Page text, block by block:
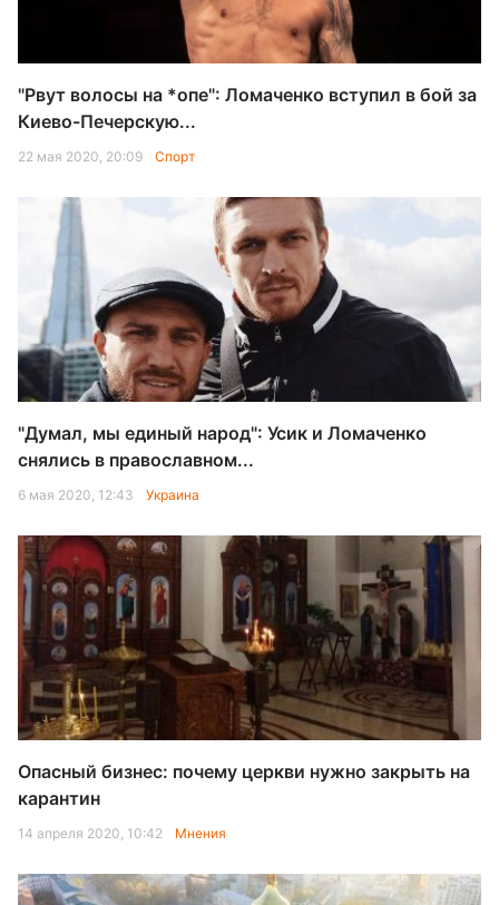
"Рвут волосы на *опе": Ломаченко вступил в бой за
Киево-Печерскую...
22 мая 2020, 20:09 Спорт
"Думал, мы единый народ": Усик и Ломаченко
снялись в православном...
6 мая 2020, 12:43 Украина
Опасный бизнес: почему церкви нужно закрыть на
карантин
14 апреля 2020, 10:42 Мнения